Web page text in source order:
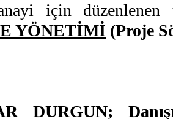
için
YÖNETİMİ (Proje
DURGUN;